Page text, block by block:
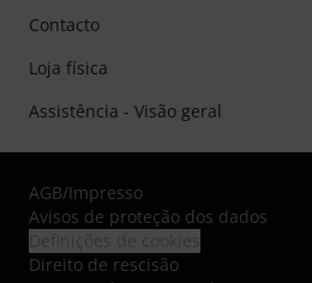
Contacto
Loja física
Assistência - Visão geral
AGB/Impresso
Avisos de proteção dos dados
Direito de rescisão